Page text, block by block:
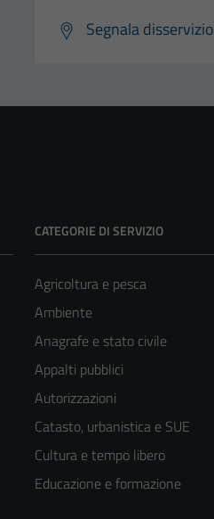
Segnala disservizio
CATEGORIE DI SERVIZIO
Agricoltura e pesca
Ambiente
Anagrafe e stato civile
Appalti pubblici
Autorizzazioni
Catasto, urbanistica e SUE
Cultura e tempo libero
Educazione e formazione